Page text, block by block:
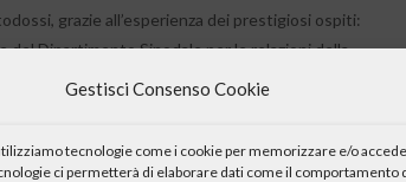
Gestisci Consenso Cookie
tecnologie come i cookie per memorizzare e/o
ci permetterà di elaborare dati come il comportamento
grazie all’esperienza dei prestigiosi ospiti:
del Dipartimento Sinodale per le relazioni della
, presentati dall’addetta culturale al Nunzio
Russia Cristiana in tutta la sua
saluto introduttivo di S.E. Mons. Giuseppe Zenti,